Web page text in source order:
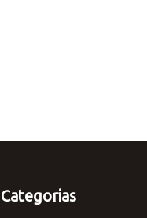
Categorias